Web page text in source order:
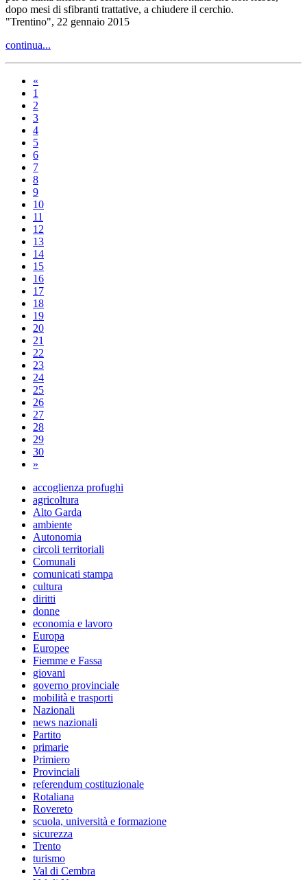
dopo mesi di sfibranti trattative, a chiudere il cerchio.
"Trentino", 22 gennaio 2015
continua...
«
1
2
3
4
5
6
7
8
9
10
11
12
13
14
15
16
17
18
19
20
21
22
23
24
25
26
27
28
29
30
»
accoglienza profughi
agricoltura
Alto Garda
ambiente
Autonomia
circoli territoriali
Comunali
comunicati stampa
cultura
diritti
donne
economia e lavoro
Europa
Europee
Fiemme e Fassa
giovani
governo provinciale
mobilità e trasporti
Nazionali
news nazionali
Partito
primarie
Primiero
Provinciali
referendum costituzionale
Rotaliana
Rovereto
scuola, università e formazione
sicurezza
Trento
turismo
Val di Cembra